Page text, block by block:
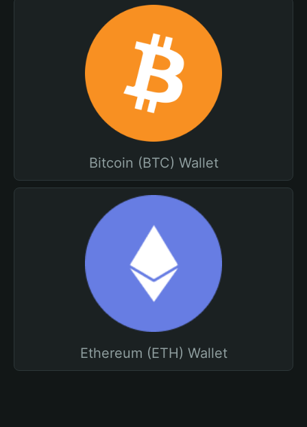
Bitcoin (BTC) Wallet
Ethereum (ETH) Wallet